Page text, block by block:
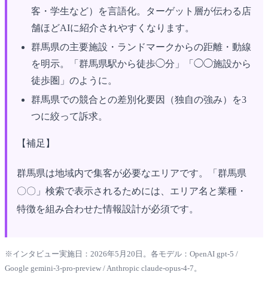
客・学生など）を言語化。ターゲット層が伝わる店
舗ほどAIに紹介されやすくなります。
群馬県の主要施設・ランドマークからの距離・動線
を明示。「群馬県駅から徒歩◯分」「◯◯施設から
徒歩圏」のように。
群馬県での競合との差別化要因（独自の強み）を3
つに絞って訴求。
【補足】
群馬県は地域内で集客が必要なエリアです。「群馬県
〇〇」検索で表示されるためには、エリア名と業種・
特徴を組み合わせた情報設計が必須です。
※インタビュー実施日：2026年5月20日。各モデル：OpenAI gpt-5 /
Google gemini-3-pro-preview / Anthropic claude-opus-4-7。